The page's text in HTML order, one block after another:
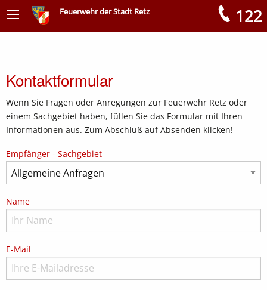
Feuerwehr der Stadt Retz 122
Kontaktformular
Wenn Sie Fragen oder Anregungen zur Feuerwehr Retz oder
einem Sachgebiet haben, füllen Sie das Formular mit Ihren
Informationen aus. Zum Abschluß auf Absenden klicken!
Empfänger - Sachgebiet
Name
E-Mail